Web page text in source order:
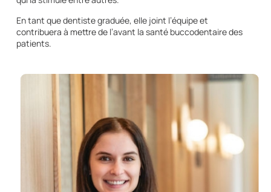
En tant que dentiste graduée, elle joint l’équipe et
contribuera à mettre de l’avant la santé buccodentaire des
patients.